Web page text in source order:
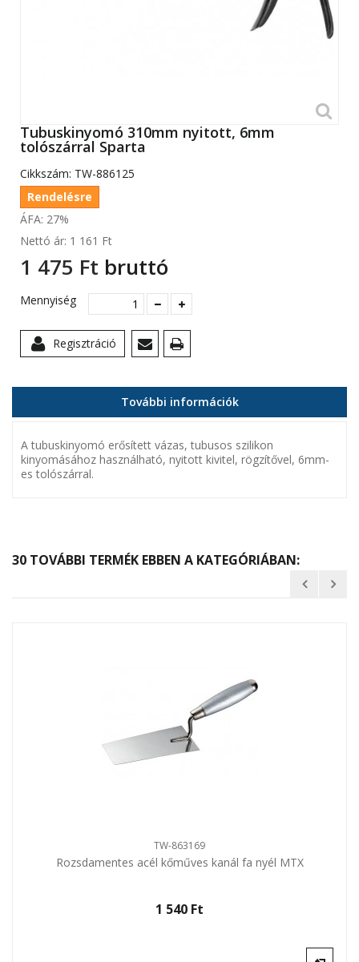
Tubuskinyomó 310mm nyitott, 6mm
tolószárral Sparta
Cikkszám: TW-886125
Rendelésre
ÁFA: 27%
Nettó ár: 1 161 Ft‎
1 475 Ft‎ bruttó
Mennyiség
Regisztráció
További információk
A tubuskinyomó erősített vázas, tubusos szilikon
kinyomásához használható, nyitott kivitel, rögzítővel, 6mm-
es tolószárral.
30 TOVÁBBI TERMÉK EBBEN A KATEGÓRIÁBAN:
TW-863169
Rozsdamentes acél kőműves kanál fa nyél MTX
1 540 Ft‎